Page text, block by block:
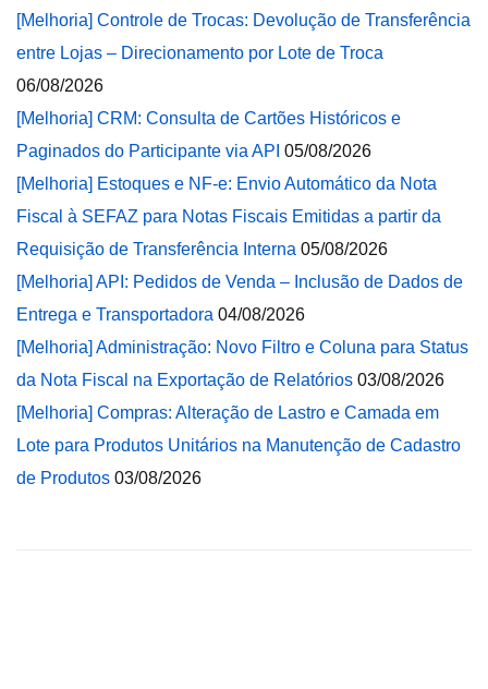
[Melhoria] Controle de Trocas: Devolução de Transferência
entre Lojas – Direcionamento por Lote de Troca
06/08/2026
[Melhoria] CRM: Consulta de Cartões Históricos e
Paginados do Participante via API 05/08/2026
[Melhoria] Estoques e NF-e: Envio Automático da Nota
Fiscal à SEFAZ para Notas Fiscais Emitidas a partir da
Requisição de Transferência Interna 05/08/2026
[Melhoria] API: Pedidos de Venda – Inclusão de Dados de
Entrega e Transportadora 04/08/2026
[Melhoria] Administração: Novo Filtro e Coluna para Status
da Nota Fiscal na Exportação de Relatórios 03/08/2026
[Melhoria] Compras: Alteração de Lastro e Camada em
Lote para Produtos Unitários na Manutenção de Cadastro
de Produtos 03/08/2026